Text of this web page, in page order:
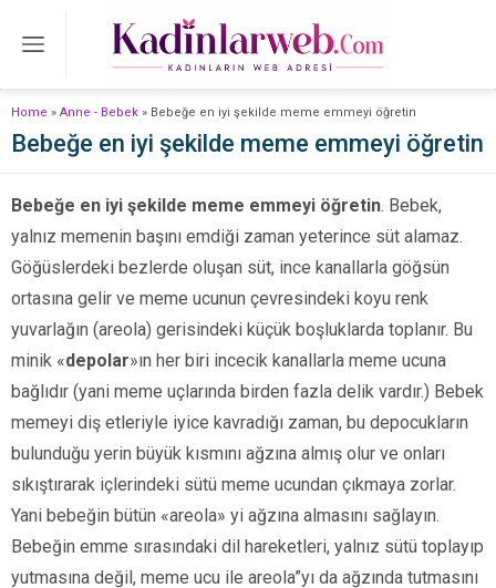
Home » Anne - Bebek » Bebeğe en iyi şekilde meme emmeyi öğretin
Bebeğe en iyi şekilde meme emmeyi öğretin
Bebeğe en iyi şekilde meme emmeyi öğretin. Bebek,
yalnız memenin başını emdiği zaman yeterince süt alamaz.
Gö­ğüslerdeki bezlerde oluşan süt, ince kanallarla göğsün
ortasına gelir ve meme ucunun çevresindeki koyu renk
yuvarlağın (areola) gerisindeki küçük boşluklarda toplanır. Bu
minik «depolar»ın her biri incecik kanallarla meme ucuna
bağlıdır (yani meme uçların­da birden fazla delik vardır.) Bebek
memeyi diş etleriyle iyice kavradığı zaman, bu depocukların
bulunduğu yerin büyük kısmını ağzına almış olur ve onları
sıkıştırarak içlerindeki sütü meme ucundan çıkmaya zorlar.
Yani bebeğin bütün «areola» yi ağzına almasını sağlayın.
Bebeğin emme sırasındaki dil hareketleri, yal­nız sütü toplayıp
yutmasına değil, meme ucu ile areola”yı da ağzında tutmasını